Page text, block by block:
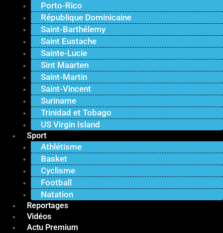
Porto-Rico
République Dominicaine
Saint-Barthélemy
Saint Eustache
Sainte-Lucie
Sint Maarten
Saint-Martin
Saint-Vincent
Suriname
Trinidad et Tobago
US Virgin Island
Sport
Athlétisme
Basket
Cyclisme
Football
Natation
Reportages
Vidéos
Actu Premium